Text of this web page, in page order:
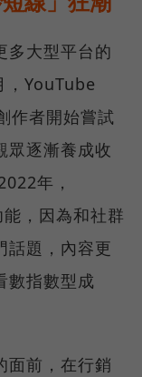
多大型平台的
，YouTube
作者開始嘗試
眾逐漸養成收
年，
，因為和社群
話題，內容更
數指數型成
面前，在行銷